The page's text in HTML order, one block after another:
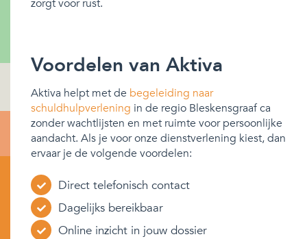
zorgt voor rust.
Voordelen van Aktiva
Aktiva helpt met de begeleiding naar
schuldhulpverlening in de regio Bleskensgraaf ca
zonder wachtlijsten en met ruimte voor persoonlijke
aandacht. Als je voor onze dienstverlening kiest, dan
ervaar je de volgende voordelen:
Direct telefonisch contact
Dagelijks bereikbaar
Online inzicht in jouw dossier